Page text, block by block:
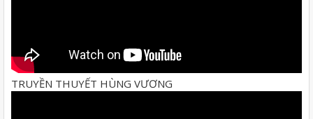
TRUYỀN THUYẾT HÙNG VƯƠNG